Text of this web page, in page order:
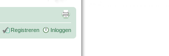
Registreren Inloggen